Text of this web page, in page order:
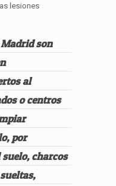
lesiones
son
al
o centros
por
charcos